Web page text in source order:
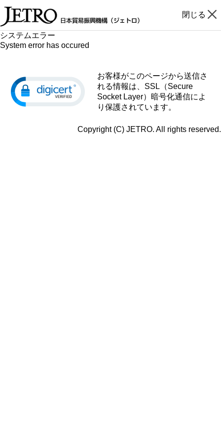
閉じる
システムエラー
System error has occured
お客様がこのページから送信さ
れる情報は、SSL（Secure
Socket Layer）暗号化通信によ
り保護されています。
Copyright (C) JETRO. All rights reserved.